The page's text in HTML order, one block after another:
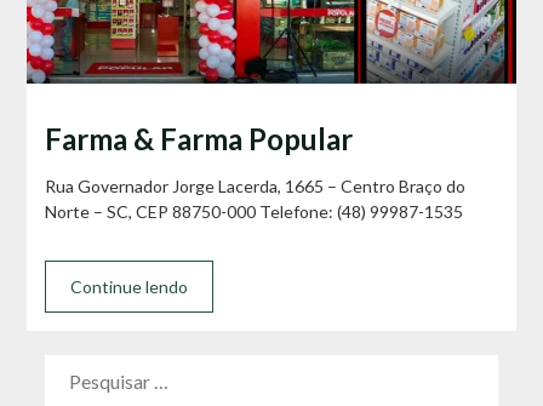
Farma & Farma Popular
Rua Governador Jorge Lacerda, 1665 – Centro Braço do
Norte – SC, CEP 88750-000 Telefone: (48) 99987-1535
Continue lendo